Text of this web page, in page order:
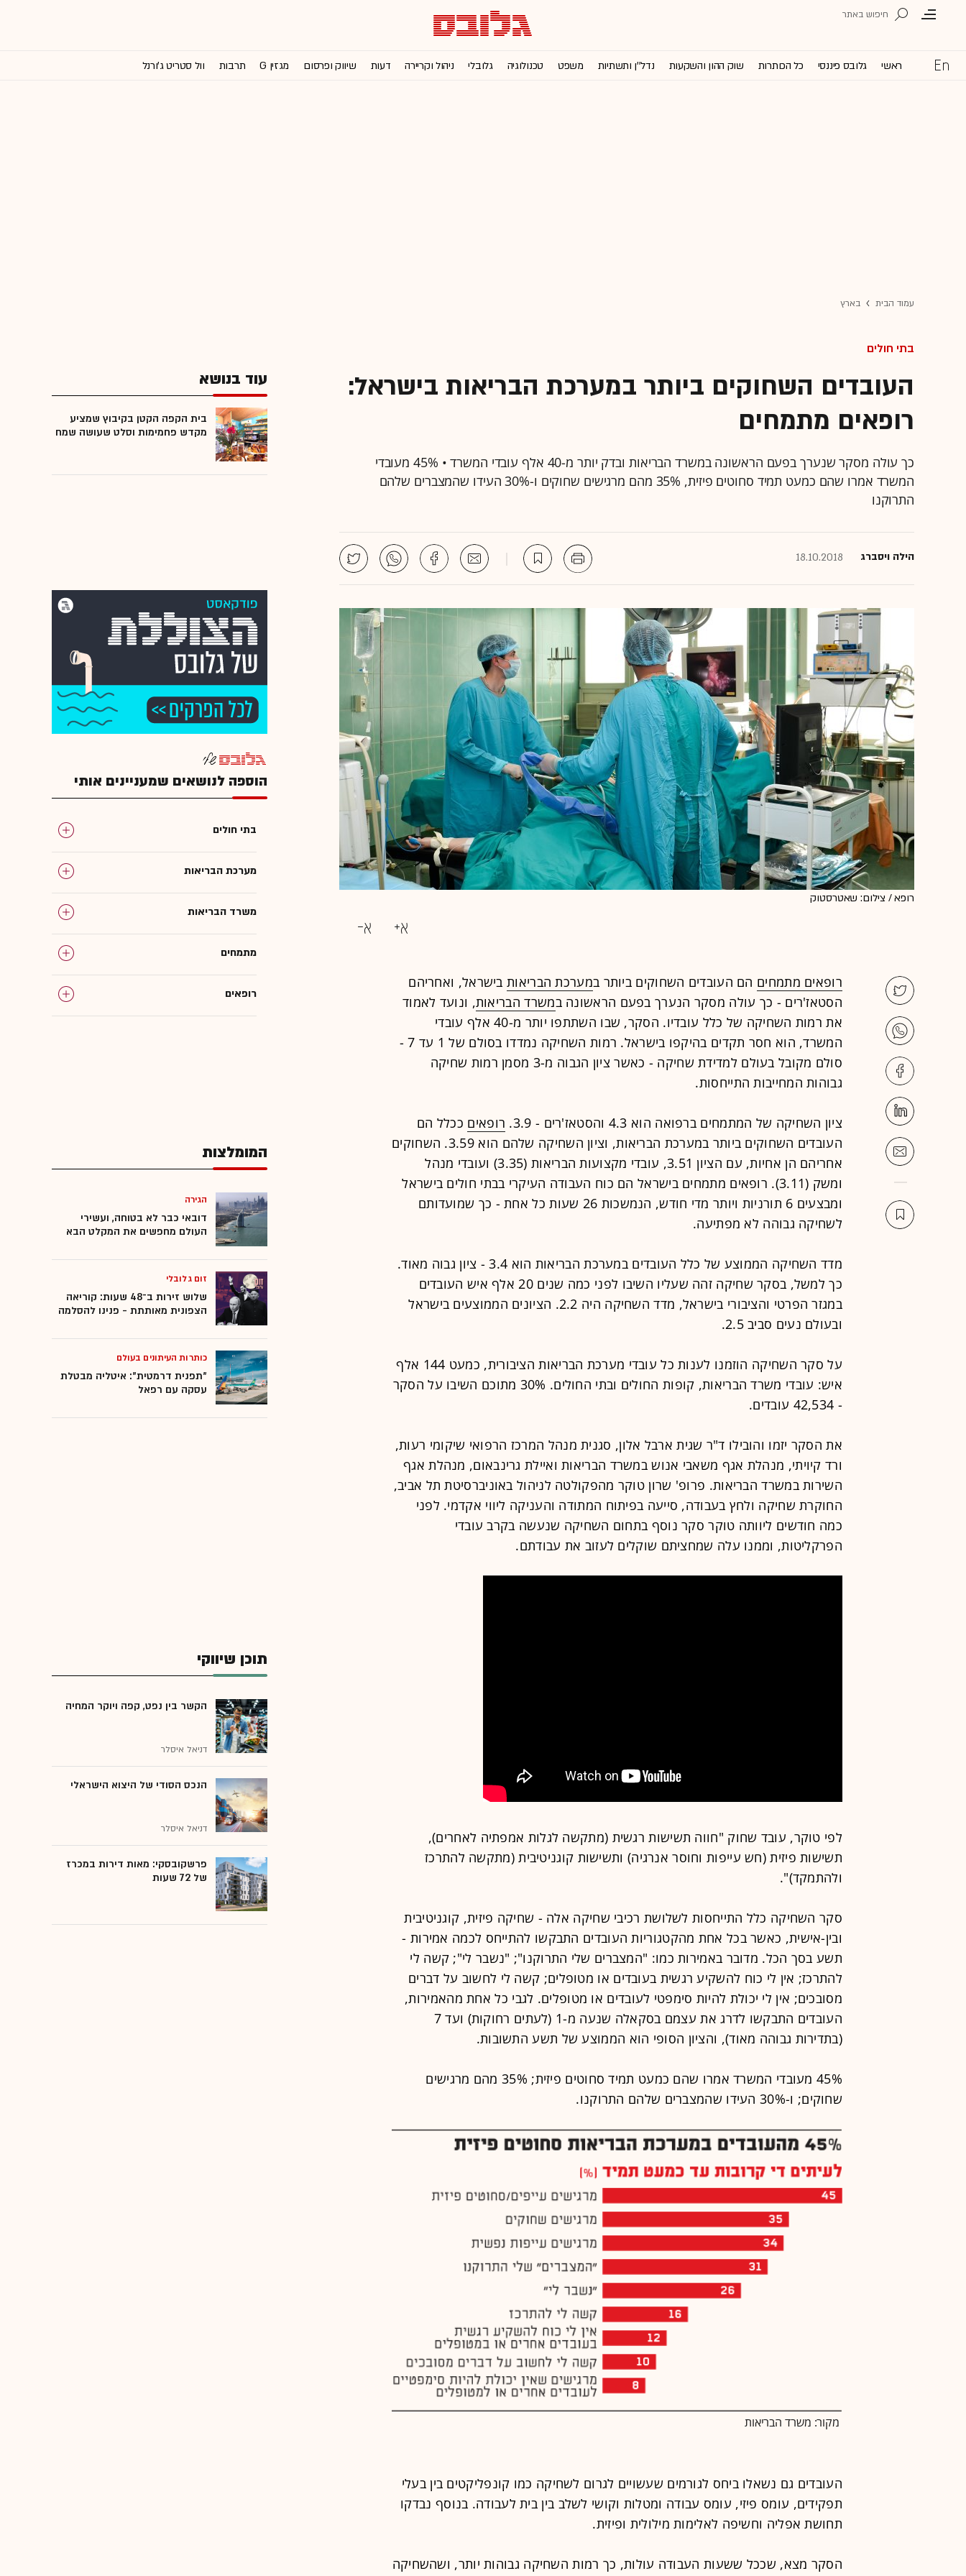
ראשי גלובס פיננסי כל הכותרות שוק ההון והשקעות נדל''ן ותשתיות משפט טכנולוגיה גלובלי ניהול וקריירה דעות שיווק ופרסום מגזין G תרבות וול סטריט ג'ורנל
עמוד הבית בארץ
בתי חולים
העובדים השחוקים ביותר במערכת הבריאות בישראל:
רופאים מתמחים
כך עולה מסקר שנערך בפעם הראשונה במשרד הבריאות ובדק יותר מ-40 אלף עובדי המשרד • 45% מעובדי
המשרד אמרו שהם כמעט תמיד סחוטים פיזית, 35% מהם מרגישים שחוקים ו-30% העידו שהמצברים שלהם
התרוקנו
הילה ויסברג 18.10.2018
רופא / צילום: שאטרסטוק
רופאים מתמחים הם העובדים השחוקים ביותר במערכת הבריאותבישראל, ואחריהם
הסטאז'רים - כך עולה מסקר הנערך בפעם הראשונה במשרד הבריאות, ונועד לאמוד
את רמות השחיקה של כלל עובדיו. הסקר, שבו השתתפו יותר מ-40 אלף עובדי
המשרד, הוא חסר תקדים בהיקפו בישראל. רמות השחיקה נמדדו בסולם של 1 עד 7 -
סולם מקובל בעולם למדידת שחיקה - כאשר ציון הגבוה מ-3 מסמן רמות שחיקה
גבוהות המחייבות התייחסות.
ציון השחיקה של המתמחים ברפואה הוא 4.3 והסטאז'רים - 3.9. רופאים ככלל הם
העובדים השחוקים ביותר במערכת הבריאות, וציון השחיקה שלהם הוא 3.59. השחוקים
אחריהם הן אחיות, עם הציון 3.51, עובדי מקצועות הבריאות (3.35) ועובדי מנהל
ומשק (3.11). רופאים מתמחים בישראל הם כוח העבודה העיקרי בבתי חולים בישראל
ומבצעים 6 תורניות ויותר מדי חודש, הנמשכות 26 שעות כל אחת - כך שמועדותם
לשחיקה גבוהה לא מפתיעה.
מדד השחיקה הממוצע של כלל העובדים במערכת הבריאות הוא 3.4 - ציון גבוה מאוד.
כך למשל, בסקר שחיקה זהה שעליו השיבו לפני כמה שנים 20 אלף איש העובדים
במגזר הפרטי והציבורי בישראל, מדד השחיקה היה 2.2. הציונים הממוצעים בישראל
ובעולם נעים סביב 2.5.
על סקר השחיקה הוזמנו לענות כל עובדי מערכת הבריאות הציבורית, כמעט 144 אלף
איש: עובדי משרד הבריאות, קופות החולים ובתי החולים. 30% מתוכם השיבו על הסקר
- 42,534 עובדים.
את הסקר יזמו והובילו ד"ר שגית ארבל אלון, סגנית מנהל המרכז הרפואי שיקומי רעות,
ורד קיויתי, מנהלת אגף משאבי אנוש במשרד הבריאות ואיילת גרינבאום, מנהלת אגף
השירות במשרד הבריאות. פרופ' שרון טוקר מהפקולטה לניהול באוניברסיטת תל אביב,
החוקרת שחיקה ולחץ בעבודה, סייעה בפיתוח המתודה והעניקה ליווי אקדמי. לפני
כמה חודשים ליוותה טוקר סקר נוסף בתחום השחיקה שנעשה בקרב עובדי
הפרקליטות, וממנו עלה שמחציתם שוקלים לעזוב את עבודתם.
לפי טוקר, עובד שחוק "חווה תשישות רגשית (מתקשה לגלות אמפתיה לאחרים),
תשישות פיזית (חש עייפות וחוסר אנרגיה) ותשישות קוגניטיבית (מתקשה להתרכז
ולהתמקד)".
סקר השחיקה כלל התייחסות לשלושת רכיבי שחיקה אלה - שחיקה פיזית, קוגניטיבית
ובין-אישית, כאשר בכל אחת מהקטגוריות העובדים התבקשו להתייחס לכמה אמירות -
תשע בסך הכל. מדובר באמירות כמו: "המצברים שלי התרוקנו"; "נשבר לי"; קשה לי
להתרכז; אין לי כוח להשקיע רגשית בעובדים או מטופלים; קשה לי לחשוב על דברים
מסובכים; אין לי יכולת להיות סימפטי לעובדים או מטופלים. לגבי כל אחת מהאמירות,
העובדים התבקשו לדרג את עצמם בסקאלה שנעה מ-1 (לעתים רחוקות) ועד 7
(בתדירות גבוהה מאוד), והציון הסופי הוא הממוצע של תשע התשובות.
45% מעובדי המשרד אמרו שהם כמעט תמיד סחוטים פיזית; 35% מהם מרגישים
שחוקים; ו-30% העידו שהמצברים שלהם התרוקנו.
מקור: משרד הבריאות
העובדים גם נשאלו ביחס לגורמים שעשויים לגרום לשחיקה כמו קונפליקטים בין בעלי
תפקידים, עומס פיזי, עומס עבודה ומטלות וקושי לשלב בין בית לעבודה. בנוסף נבדקו
תחושת אפליה וחשיפה לאלימות מילולית ופיזית.
הסקר מצא, שככל ששעות העבודה עולות, כך רמות השחיקה גבוהות יותר, ושהשחיקה
עוד בנושא
בית הקפה הקטן בקיבוץ שמציע
מקדש פחמימות וסלט שעושה שמח
הוספה לנושאים שמעניינים אותי
בתי חולים
מערכת הבריאות
משרד הבריאות
מתמחים
רופאים
המומלצות
הגירה
דובאי כבר לא בטוחה, ועשירי
העולם מחפשים את המקלט הבא
זום גלובלי
שלוש זירות ב־48 שעות: קוריאה
הצפונית מאותתת - פנינו להסלמה
כותרות העיתונים בעולם
"תפנית דרמטית": איטליה מבטלת
עסקה עם רפאל
תוכן שיווקי
הקשר בין נפט, קפה ויוקר המחיה
דניאל איסלר
הנכס הסודי של היצוא הישראלי
דניאל איסלר
פרשקובסקי: מאות דירות במכרז
של 72 שעות